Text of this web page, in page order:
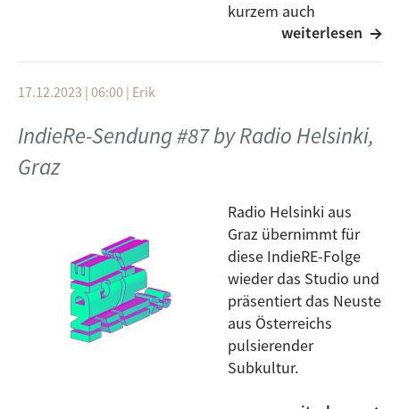
kurzem auch
die IndieRE-Konferenz
aufstrebende Band „Las Dianas“ und den Musiker
und Label-Begründer „Esteban Ruiz“ zum Gespräch
eingeladen.
weiterlesen
17.12.2023 | 06:00 | Erik
IndieRe-Sendung #87 by Radio Helsinki,
Graz
Radio Helsinki aus
Graz übernimmt für
diese IndieRE-Folge
wieder das Studio und
präsentiert das Neuste
aus Österreichs
pulsierender
Subkultur.